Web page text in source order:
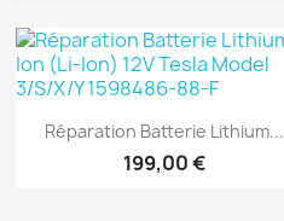
Aperçu rapide
Réparation Batterie Lithium...
199,00 €